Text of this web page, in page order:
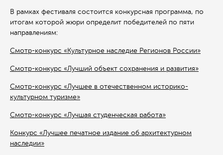
В рамках фестиваля состоится конкурсная программа, по
итогам которой жюри определит победителей по пяти
направлениям:
Смотр-конкурс «Культурное наследие Регионов России»
Смотр-конкурс «Лучший объект сохранения и развития»
Смотр-конкурс «Лучшее в отечественном историко-
культурном туризме»
Смотр-конкурс «Лучшая студенческая работа»
Конкурс «Лучшее печатное издание об архитектурном
наследии»